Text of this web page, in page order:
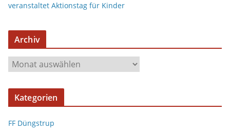
veranstaltet Aktionstag für Kinder
Archiv
r
c
v
Kategorien
FF Düngstrup